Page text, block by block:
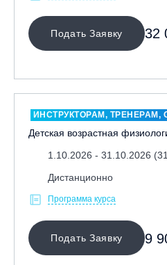
Подать Заявку 32
ИНСТРУКТОРАМ,
Детская возрастная
1.10.2026 - 31.10.2026
Дистанционно
Программа курса
Подать Заявку 9